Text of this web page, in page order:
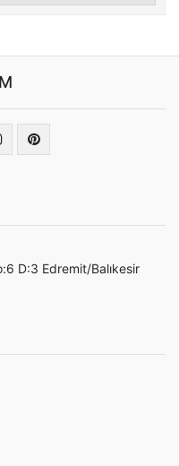
D:3 Edremit/Balıkesir